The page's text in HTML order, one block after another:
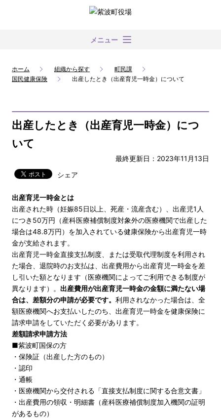
メニュー
ホーム 組織から探す
町民課
国民健康保険
出産したとき（出産育児一時金）について
出産したとき（出産育児一時金）につ
いて
最終更新日：2023年11月13日
シェア
出産育児一時金とは
出産された時（妊娠85日以上、死産・流産含む）、出産児1人
につき50万円（産科医療補償制度対象外の医療機関で出産した
場合は48.8万円）を加入されている健康保険から出産育児一時
金が支給されます。
出産育児一時金直接支払制度、または受取代理制度を利用され
た場合、退院時のお支払は、出産費用から出産育児一時金を差
し引いた額となります（医療機関によってご利用できる制度が
異なります）。 出産費用が出産育児一時金の金額に満たない場
合は、差額分の申請が必要です。 利用されなかった場合は、全
額医療機関へお支払いしたのち、出産育児一時金を健康保険に
請求申請をしていただく必要があります。
差額請求申請方法
■紫波町国保の方
・保険証（出産した方のもの）
・認印
・通帳
・医療機関から交付される「直接支払制度に関する合意文書」
・出産費用の領収・明細書（産科医療補償制度加入機関の証明
があるもの）